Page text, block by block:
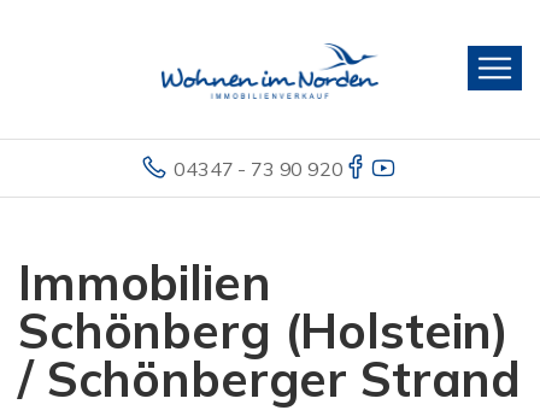
04347 - 73 90 920
Immobilien
Schönberg (Holstein)
/ Schönberger Strand